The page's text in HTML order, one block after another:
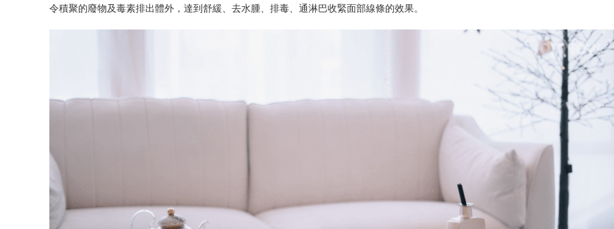
令積聚的廢物及毒素排出體外，達到舒緩、去水腫、排毒、通淋巴收緊面部線條的效果。